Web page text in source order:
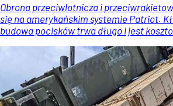
Obrona przeciwlotnicza i
się na amerykańskim systemie Patriot.
budowa pocisków trwa długo i jest